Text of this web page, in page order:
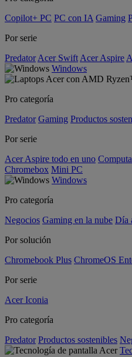
Copilot+ PC PC con IA Gaming
Por serie
Predator Acer Swift Acer Aspire
Windows
Pro categoría
Predator Gaming Productos
Por serie
Acer Aspire todo en uno
Chromebox Mini PC
Windows
Pro categoría
Negocios Gaming en la nube Día
Por solución
Chromebook Plus ChromeOS
Por serie
Acer Iconia
Pro categoría
Predator Productos sostenibles